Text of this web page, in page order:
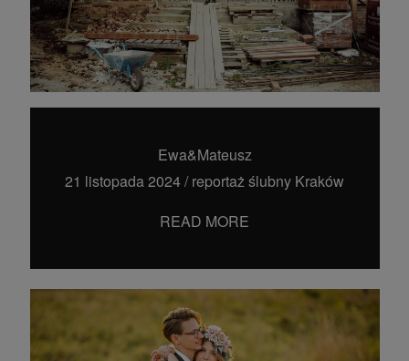
Ewa&Mateusz
21 listopada 2024/reportaż ślubny Kraków
READ MORE
POZNAJMY SIĘ
WASZ ŚLUB
Kraków/Poland
0048 728-816-668